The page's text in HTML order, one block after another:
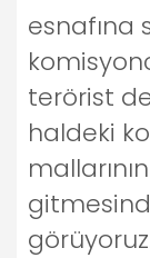
esnafına
terörist
haldeki